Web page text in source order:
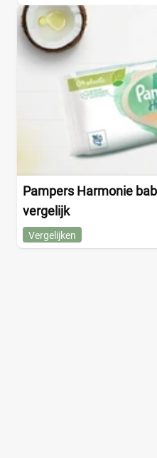
Pampers Harmonie
vergelijk
Vergelijken